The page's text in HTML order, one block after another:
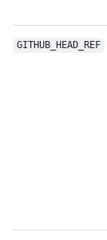
GITHUB_HEAD_REF